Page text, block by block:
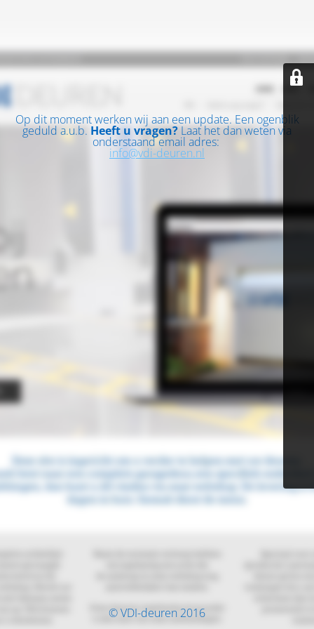
Op dit moment werken wij aan een update. Een ogenblik
geduld a.u.b. Heeft u vragen? Laat het dan weten via
onderstaand email adres:
info@vdi-deuren.nl
© VDI-deuren 2016